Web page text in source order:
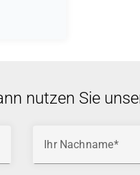
nutzen Sie
Ihr Nachname